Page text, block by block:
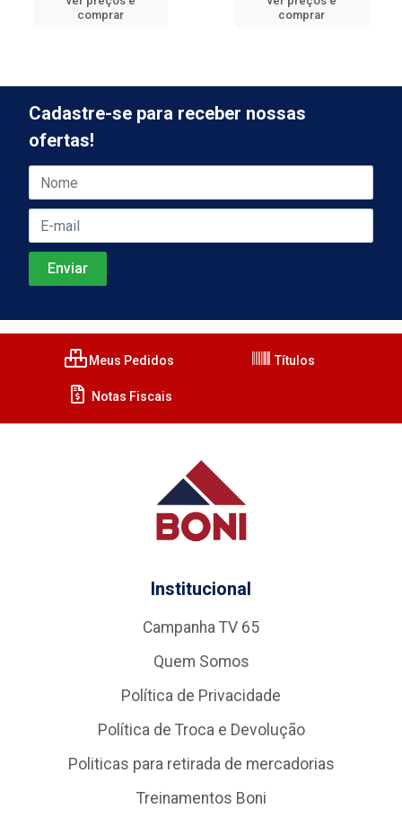
comprar
comprar
Cadastre-se para receber nossas
ofertas!
Meus Pedidos Títulos
Notas Fiscais
Institucional
Campanha TV 65
Quem Somos
Política de Privacidade
Política de Troca e Devolução
Politicas para retirada de mercadorias
Treinamentos Boni